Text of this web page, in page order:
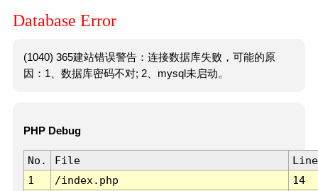
Database Error
(1040) 365建站错误警告：连接数据库失败，可能的原
因：1、数据库密码不对; 2、mysql未启动。
PHP Debug
No. File
Line
1
/index.php 14